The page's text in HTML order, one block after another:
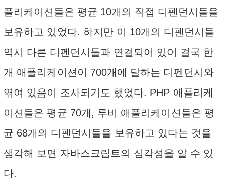
플리케이션들은 평균 10개의 직접 디펜던시들을
보유하고 있었다. 하지만 이 10개의 디펜던시들
역시 다른 디펜던시들과 연결되어 있어 결국 한
개 애플리케이션이 700개에 달하는 디펜던시와
엮여 있음이 조사되기도 했었다. PHP 애플리케
이션들은 평균 70개, 루비 애플리케이션들은 평
균 68개의 디펜던시들을 보유하고 있다는 것을
생각해 보면 자바스크립트의 심각성을 알 수 있
다.